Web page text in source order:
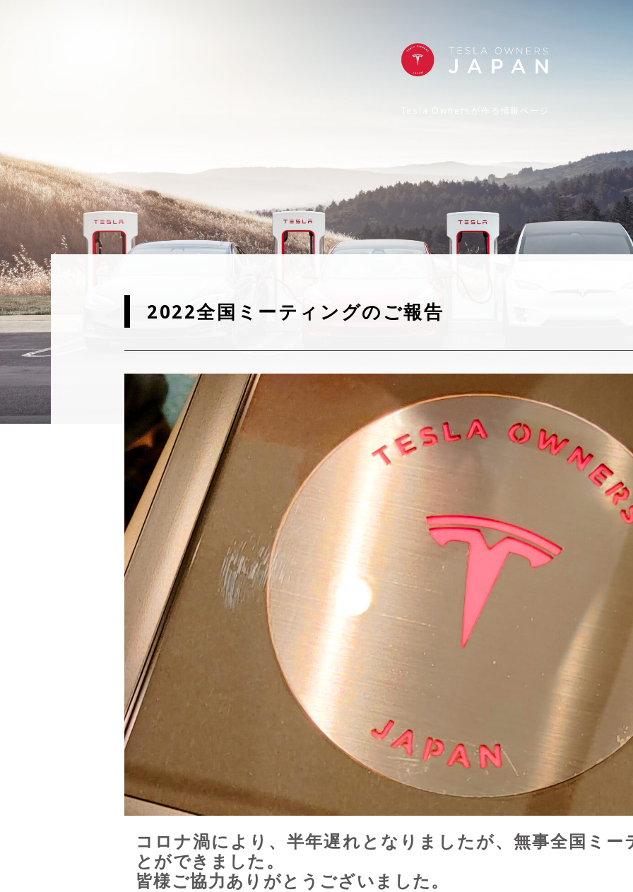
Tesla Ownersが作る情報ページ
2022全国ミーティングのご報告
コロナ渦により、半年遅れとなりましたが、無事全国ミー
とができました。
皆様ご協力ありがとうございました。